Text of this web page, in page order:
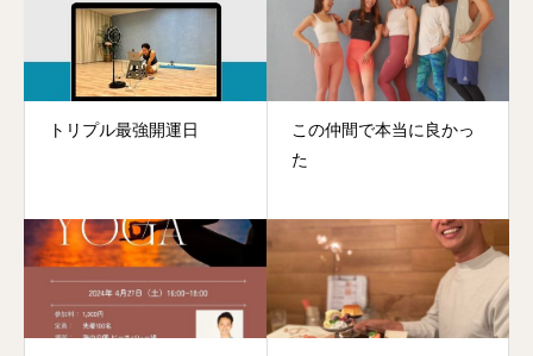
トリプル最強開運日
この仲間で本当に良かっ
た